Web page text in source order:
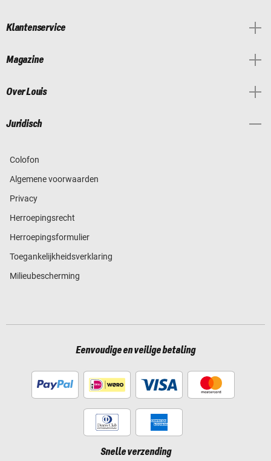
Klantenservice
Magazine
Over Louis
Juridisch
Colofon
Algemene voorwaarden
Privacy
Herroepingsrecht
Herroepingsformulier
Toegankelijkheidsverklaring
Milieubescherming
Eenvoudige en veilige betaling
Snelle verzending